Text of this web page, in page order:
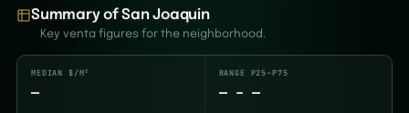
Summary of San Joaquin
Key venta figures for the neighborhood.
MEDIAN $/M²
—
RANGE P25–P75
— – —